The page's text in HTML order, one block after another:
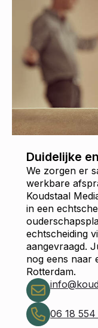
Duidelijke
We zorgen er
werkbare
Koudstaal
in een
echtscheiding
aangevraagd.
nog eens naar
Rotterdam.
06 18 554